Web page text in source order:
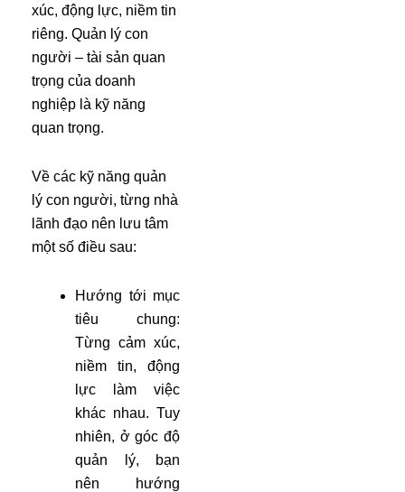
xúc, động lực, niềm tin
riêng. Quản lý con
người – tài sản quan
trọng của doanh
nghiệp là kỹ năng
quan trọng.
Về các kỹ năng quản
lý con người, từng nhà
lãnh đạo nên lưu tâm
một số điều sau:
Hướng tới mục
tiêu chung:
Từng cảm xúc,
niềm tin, động
lực làm việc
khác nhau. Tuy
nhiên, ở góc độ
quản lý, bạn
nên hướng